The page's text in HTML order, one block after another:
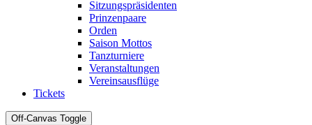
Sitzungspräsidenten
Prinzenpaare
Orden
Saison Mottos
Tanzturniere
Veranstaltungen
Vereinsausflüge
Tickets
Off-Canvas Toggle